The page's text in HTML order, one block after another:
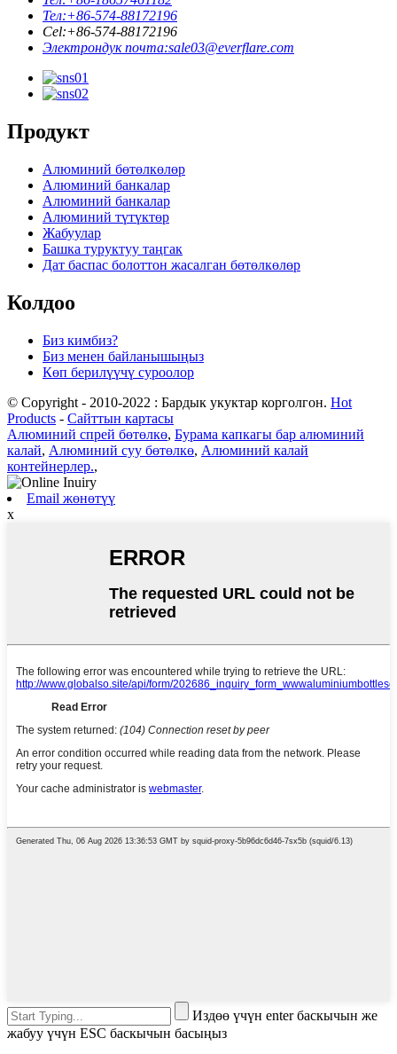
Тел:+86-574-88172196
Cel:+86-574-88172196
Электрондук почта:sale03@everflare.com
Продукт
Алюминий бөтөлкөлөр
Алюминий банкалар
Алюминий банкалар
Алюминий түтүктөр
Жабуулар
Башка туруктуу таңгак
Дат баспас болоттон жасалган бөтөлкөлөр
Колдоо
Биз кимбиз?
Биз менен байланышыңыз
Көп берилүүчү суроолор
© Copyright - 2010-2022 : Бардык укуктар корголгон. Hot
Products - Сайттын картасы
Алюминий спрей бөтөлкө, Бурама капкагы бар алюминий
калай, Алюминий суу бөтөлкө, Алюминий калай
контейнерлер.,
Email жөнөтүү
x
Издөө үчүн enter баскычын же
жабуу үчүн ESC баскычын басыңыз